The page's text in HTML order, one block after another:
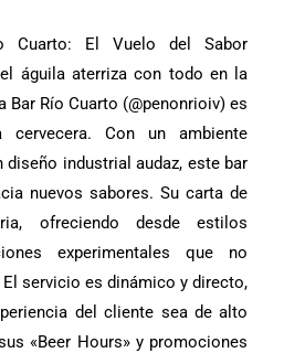
Cuarto: El Vuelo del Sabor
águila aterriza con todo en la
Bar Río Cuarto (@penonrioiv) es
cervecera. Con un ambiente
diseño industrial audaz, este bar
nuevos sabores. Su carta de
ofreciendo desde estilos
experimentales que no
servicio es dinámico y directo,
del cliente sea de alto
«Beer Hours» y promociones